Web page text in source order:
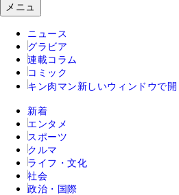
メニュ
ニュース
グラビア
連載コラム
コミック
キン肉マン 新しいウィンドウで開
新着
エンタメ
スポーツ
クルマ
ライフ・文化
社会
政治・国際